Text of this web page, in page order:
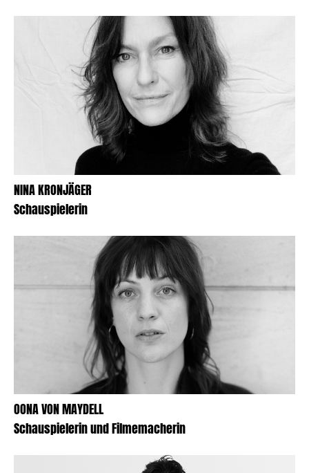
NINA KRONJÄGER
Schauspielerin
OONA VON MAYDELL
Schauspielerin und Filmemacherin